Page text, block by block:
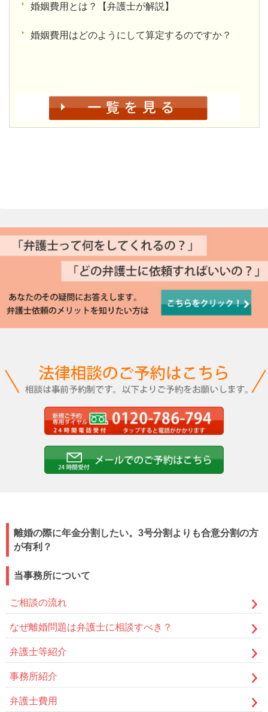
婚姻費用とは？【弁護士が解説】
婚姻費用はどのようにして算定するのですか？
離婚の際に年金分割したい。3号分割よりも合意分割の方
が有利？
当事務所について
ご相談の流れ
なぜ離婚問題は弁護士に相談すべき？
弁護士等紹介
事務所紹介
弁護士費用